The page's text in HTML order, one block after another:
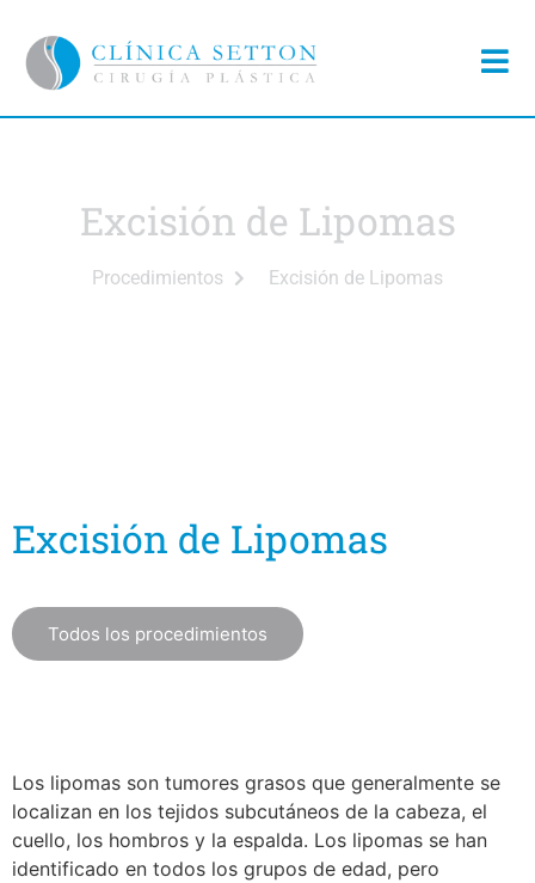
Excisión de Lipomas
Procedimientos Excisión de Lipomas
Excisión de Lipomas
Todos los procedimientos
Los lipomas son tumores grasos que generalmente se
localizan en los tejidos subcutáneos de la cabeza, el
cuello, los hombros y la espalda. Los lipomas se han
identificado en todos los grupos de edad, pero